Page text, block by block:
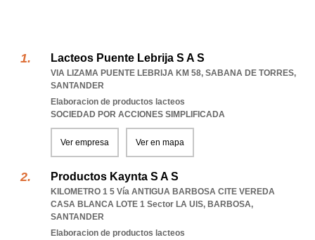
Lacteos Puente Lebrija S A S
VIA LIZAMA PUENTE LEBRIJA KM 58, SABANA DE TORRES,
SANTANDER
Elaboracion de productos lacteos
SOCIEDAD POR ACCIONES SIMPLIFICADA
Ver empresa Ver en mapa
Productos Kaynta S A S
KILOMETRO 1 5 Vía ANTIGUA BARBOSA CITE VEREDA
CASA BLANCA LOTE 1 Sector LA UIS, BARBOSA,
SANTANDER
Elaboracion de productos lacteos